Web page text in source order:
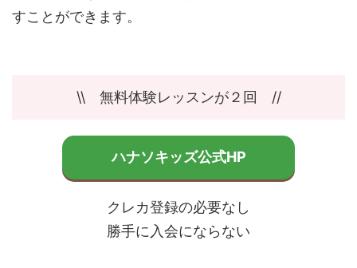
すことができます。
\\ 無料体験レッスンが２回 //
ハナソキッズ公式HP
クレカ登録の必要なし
勝手に入会にならない